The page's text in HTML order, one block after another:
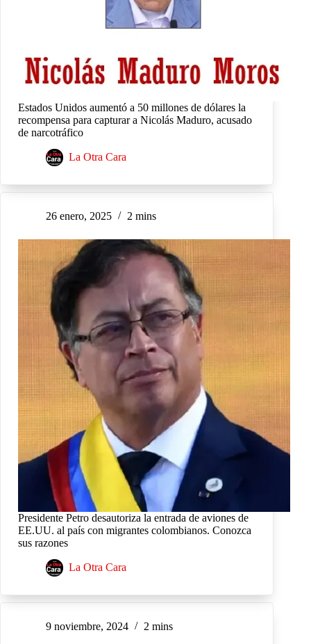
Estados Unidos aumentó a 50 millones de dólares la
recompensa para capturar a Nicolás Maduro, acusado
de narcotráfico
La Otra Cara
26 enero, 2025 2 mins
Presidente Petro desautoriza la entrada de aviones de
EE.UU. al país con migrantes colombianos. Conozca
sus razones
La Otra Cara
9 noviembre, 2024 2 mins